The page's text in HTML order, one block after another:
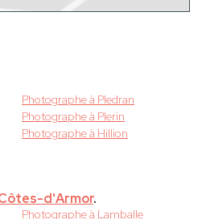
Photographe à Pledran
Photographe à Plerin
Photographe à Hillion
d'Armor.
Photographe à Lamballe